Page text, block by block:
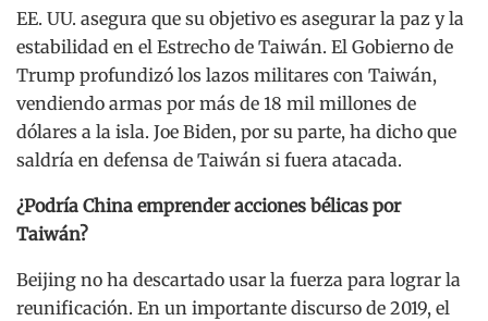
EE. UU. asegura que su objetivo es asegurar la paz y la
estabilidad en el Estrecho de Taiwán. El Gobierno de
Trump profundizó los lazos militares con Taiwán,
vendiendo armas por más de 18 mil millones de
dólares a la isla. Joe Biden, por su parte, ha dicho que
saldría en defensa de Taiwán si fuera atacada.
¿Podría China emprender acciones bélicas por
Taiwán?
Beijing no ha descartado usar la fuerza para lograr la
reunificación. En un importante discurso de 2019, el